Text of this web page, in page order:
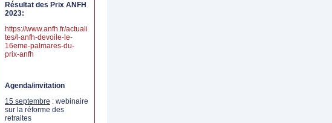
Résultat des Prix ANFH
2023:
https://www.anfh.fr/actuali
tes/l-anfh-devoile-le-
16eme-palmares-du-
prix-anfh
Agenda/invitation
15 septembre : webinaire
sur la réforme des
retraites